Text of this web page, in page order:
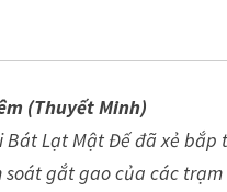
(Thuyết Minh)
Lạt Mật Đế đã xẻ bắp
gắt gao của các